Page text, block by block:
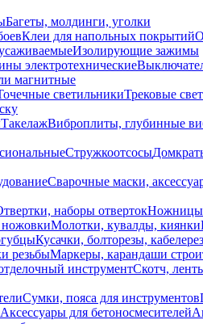
Багеты, молдинги, уголки
Клеи для напольных покрытий
Изолирующие зажимы
электротехнические
магнитные
светильникиТрековые
ТакелажВиброплиты, глубинные
Стружкоотсосы
Сварочные маски,
наборы отвертокНожницы
Молотки, кувалды, киянки
Кусачки, болторезы,
резьбыМаркеры, карандаши
инструментСкотч,
Сумки, пояса для инструментов
Аксессуары для бетоносмесителей